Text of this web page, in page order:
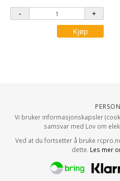
Kjøp
Vi bruker informasjonskapsler
samsvar med Lov om
Ved at du fortsetter å bruke
dette. Les mer